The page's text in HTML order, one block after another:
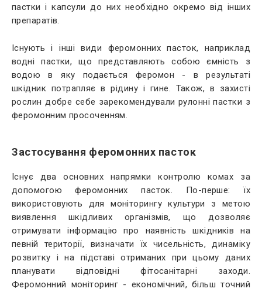
пастки і капсули до них необхідно окремо від інших
препаратів.
Існують і інші види феромонних пасток, наприклад
водні пастки, що представляють собою ємність з
водою в яку подається феромон - в результаті
шкідник потрапляє в рідину і гине. Також, в захисті
рослин добре себе зарекомендували рулонні пастки з
феромонним просоченням.
Застосування феромонних пасток
Існує два основних напрямки контролю комах за
допомогою феромонних пасток. По-перше: їх
використовують для моніторингу культури з метою
виявлення шкідливих організмів, що дозволяє
отримувати інформацію про наявність шкідників на
певній території, визначати їх чисельність, динаміку
розвитку і на підставі отриманих при цьому даних
планувати відповідні фітосанітарні заходи.
Феромонний моніторинг - економічний, більш точний